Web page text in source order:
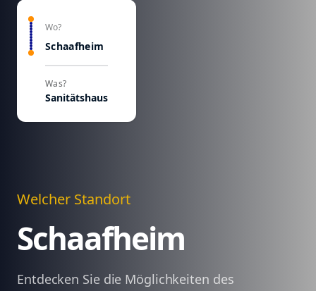
Wo?
Schaafheim
Was?
Sanitätshaus
Welcher Standort
Schaafheim
Entdecken Sie die Möglichkeiten des